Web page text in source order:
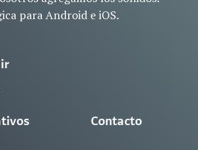
para Android e iOS.
Contacto